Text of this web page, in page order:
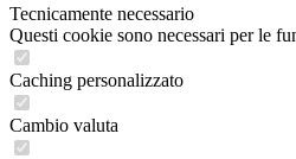
Tecnicamente necessario
Questi cookie sono necessari per le
Caching personalizzato
Cambio valuta